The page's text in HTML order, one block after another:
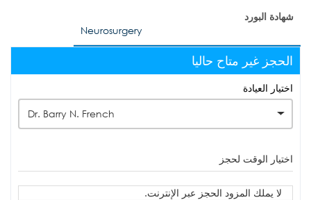
شهادة البورد
Neurosurgery
الحجز غير متاح حاليا
اختيار العيادة
Dr. Barry N. French
اختيار الوقت لحجز
لا يملك المزود الحجز عبر الإنترنت.